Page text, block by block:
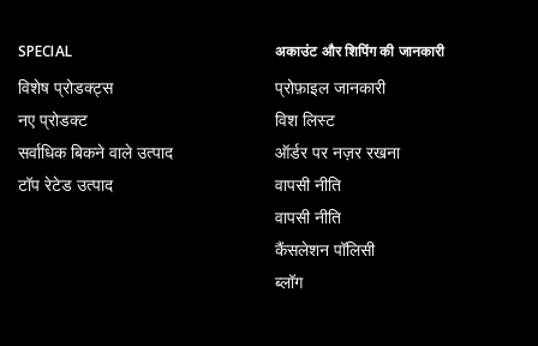
SPECIAL
विशेष प्रोडक्ट्स
नए प्रोडक्ट
सर्वाधिक बिकने वाले उत्पाद
टॉप रेटेड उत्पाद
अकाउंट और शिपिंग की जानकारी
प्रोफ़ाइल जानकारी
विश लिस्ट
ऑर्डर पर नज़र रखना
वापसी नीति
वापसी नीति
कैंसलेशन पॉलिसी
ब्लॉग